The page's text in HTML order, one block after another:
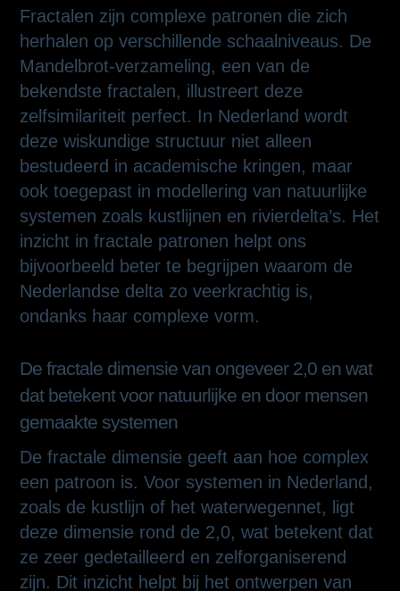
Fractalen zijn complexe patronen die zich
herhalen op verschillende schaalniveaus. De
Mandelbrot-verzameling, een van de
bekendste fractalen, illustreert deze
zelfsimilariteit perfect. In Nederland wordt
deze wiskundige structuur niet alleen
bestudeerd in academische kringen, maar
ook toegepast in modellering van natuurlijke
systemen zoals kustlijnen en rivierdelta’s. Het
inzicht in fractale patronen helpt ons
bijvoorbeeld beter te begrijpen waarom de
Nederlandse delta zo veerkrachtig is,
ondanks haar complexe vorm.
De fractale dimensie van ongeveer 2,0 en wat
dat betekent voor natuurlijke en door mensen
gemaakte systemen
De fractale dimensie geeft aan hoe complex
een patroon is. Voor systemen in Nederland,
zoals de kustlijn of het waterwegennet, ligt
deze dimensie rond de 2,0, wat betekent dat
ze zeer gedetailleerd en zelforganiserend
zijn. Dit inzicht helpt bij het ontwerpen van